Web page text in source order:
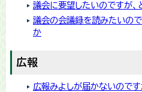
議会に要望したいのですが、
議会の会議録を読みたいの
か
広報
広報みよしが届かないので